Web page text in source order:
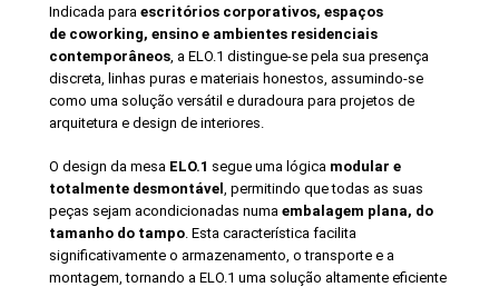
Indicada para escritórios corporativos, espaços
de coworking, ensino e ambientes residenciais
contemporâneos, a ELO.1 distingue-se pela sua presença
discreta, linhas puras e materiais honestos, assumindo-se
como uma solução versátil e duradoura para projetos de
arquitetura e design de interiores.
O design da mesa ELO.1 segue uma lógica modular e
totalmente desmontável
, permitindo que todas as suas
peças sejam acondicionadas numa embalagem plana, do
tamanho do tampo. Esta característica facilita
significativamente o armazenamento, o transporte e a
montagem, tornando a ELO.1 uma solução altamente eficiente